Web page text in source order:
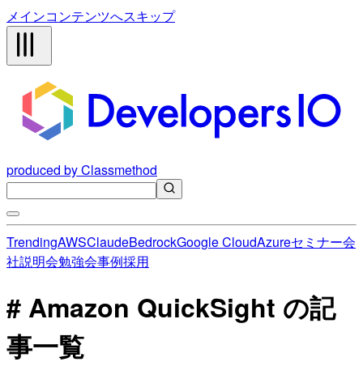
メインコンテンツへスキップ
produced by Classmethod
TrendingAWSClaudeBedrockGoogle CloudAzureセミナー会
社説明会勉強会事例採用
# Amazon QuickSight の記
事一覧